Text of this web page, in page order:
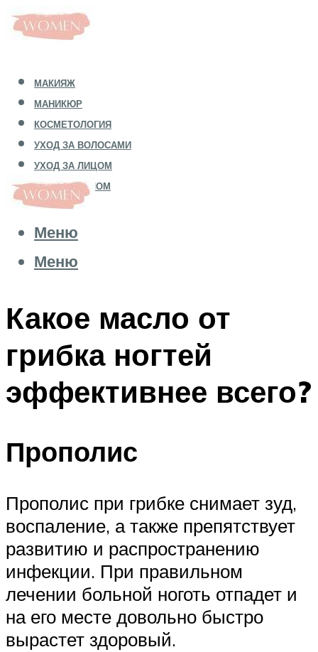
МАКИЯЖ
МАНИКЮР
КОСМЕТОЛОГИЯ
УХОД ЗА ВОЛОСАМИ
УХОД ЗА ЛИЦОМ
УХОД ЗА ТЕЛОМ
Меню
Меню
Какое масло от
грибка ногтей
эффективнее всего?
Прополис
Прополис при грибке снимает зуд,
воспаление, а также препятствует
развитию и распространению
инфекции. При правильном
лечении больной ноготь отпадет и
на его месте довольно быстро
вырастет здоровый.